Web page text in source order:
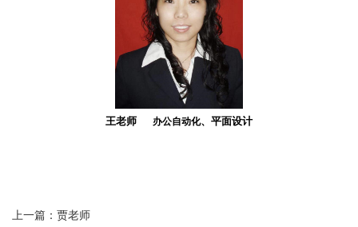
王老师 办公自动化、平面设计
上一篇：贾老师